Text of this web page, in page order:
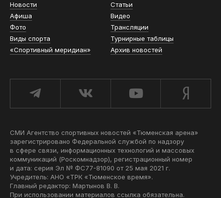
Новости
Статьи
Афиша
Видео
Фото
Трансляции
Виды спорта
Турнирные таблицы
«Спортивный меридиан»
Архив новостей
СМИ Агентство спортивных новостей «Тюменская арена»
зарегистрировано Федеральной службой по надзору
в сфере связи, информационных технологий и массовых
коммуникаций (Роскомнадзор), регистрационный номер
и дата: серия Эл № ФС77-81090 от 25 мая 2021 г.
Учредитель: АНО «ТРК «Тюменское время».
Главный редактор: Мартынов В. В.
При использовании материалов ссылка обязательна.